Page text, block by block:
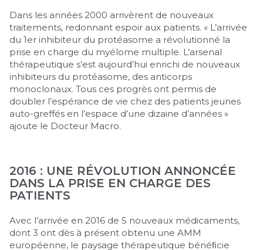
Dans les années 2000 arrivèrent de nouveaux
traitements, redonnant espoir aux patients. « L’arrivée
du 1er inhibiteur du protéasome a révolutionné la
prise en charge du myélome multiple. L’arsenal
thérapeutique s’est aujourd’hui enrichi de nouveaux
inhibiteurs du protéasome, des anticorps
monoclonaux. Tous ces progrès ont permis de
doubler l’espérance de vie chez des patients jeunes
auto-greffés en l’espace d’une dizaine d’années »
ajoute le Docteur Macro.
2016 : UNE RÉVOLUTION ANNONCÉE
DANS LA PRISE EN CHARGE DES
PATIENTS
Avec l’arrivée en 2016 de 5 nouveaux médicaments,
dont 3 ont dès à présent obtenu une AMM
européenne, le paysage thérapeutique bénéﬁcie